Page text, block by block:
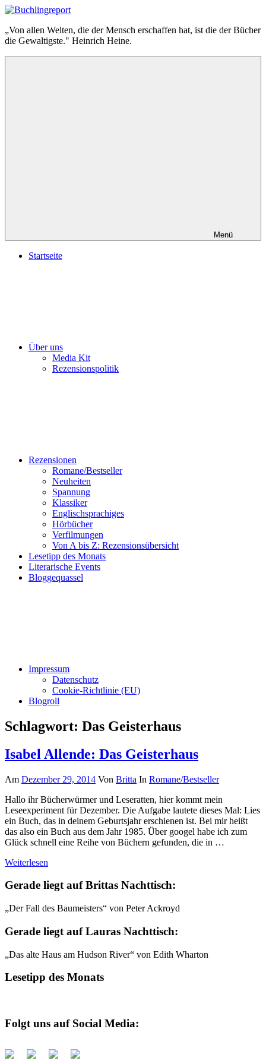
Zum
springen
Buchlingreport
„Von allen Welten, die der Mensch erschaffen hat, ist die der Bücher
die Gewaltigste." Heinrich Heine.
Menü
Startseite
Über uns
Media Kit
Rezensionspolitik
Rezensionen
Romane/Bestseller
Neuheiten
Spannung
Klassiker
Englischsprachiges
Hörbücher
Verfilmungen
Von A bis Z: Rezensionsübersicht
Lesetipp des Monats
Literarische Events
Bloggequassel
Impressum
Datenschutz
Cookie-Richtlinie (EU)
Blogroll
Schlagwort: Das Geisterhaus
Isabel Allende: Das Geisterhaus
Am Dezember 29, 2014 Von Britta In Romane/Bestseller
Hallo ihr Bücherwürmer und Leseratten, hier kommt mein
Leseexperiment für Dezember. Die Aufgabe lautete dieses Mal: Lies
ein Buch, das in deinem Geburtsjahr erschienen ist. Bei mir heißt
das also ein Buch aus dem Jahr 1985. Über googel habe ich zum
Glück schnell eine Reihe von Büchern gefunden, die in …
Weiterlesen
Gerade liegt auf Brittas Nachttisch:
„Der Fall des Baumeisters“ von Peter Ackroyd
Gerade liegt auf Lauras Nachttisch:
„Das alte Haus am Hudson River“ von Edith Wharton
Lesetipp des Monats
Folgt uns auf Social Media: